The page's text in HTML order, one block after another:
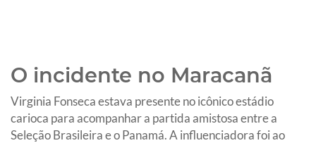
O incidente no Maracanã
Virginia Fonseca estava presente no icônico estádio
carioca para acompanhar a partida amistosa entre a
Seleção Brasileira e o Panamá. A influenciadora foi ao